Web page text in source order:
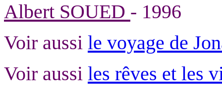
Albert SOUED - 1996
Voir aussi le voyage de
Voir aussi les rêves et les